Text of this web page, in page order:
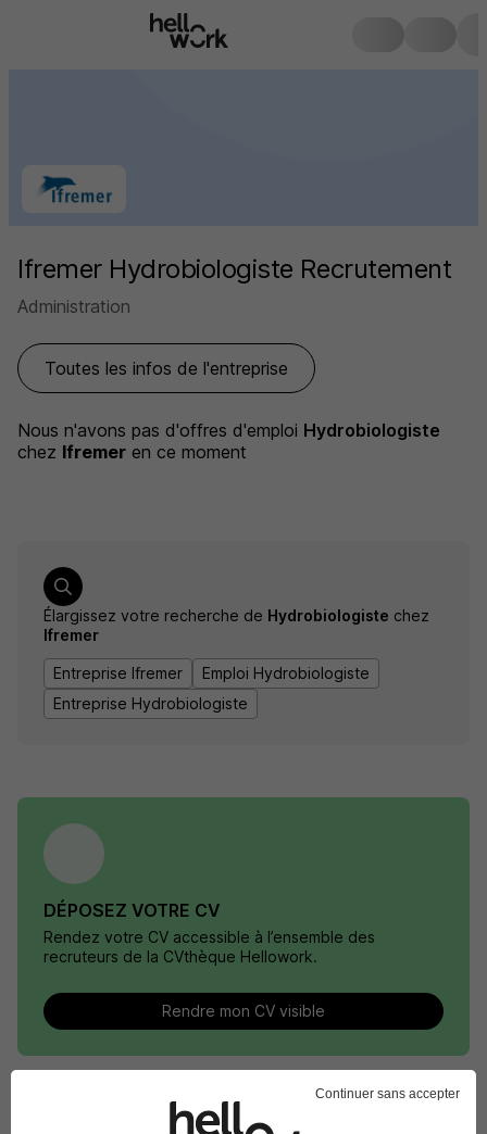
Ifremer Hydrobiologiste Recrutement
Administration
Toutes les infos de l'entreprise
Nous n'avons pas d'offres d'emploi Hydrobiologiste
chez Ifremer en ce moment
Élargissez votre recherche de Hydrobiologiste chez
Ifremer
Entreprise Ifremer
Emploi Hydrobiologiste
Entreprise Hydrobiologiste
DÉPOSEZ VOTRE CV
Rendez votre CV accessible à l’ensemble des
recruteurs de la CVthèque Hellowork.
Rendre mon CV visible
Continuer sans accepter